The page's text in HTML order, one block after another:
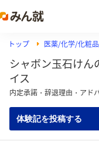
トップ 医薬/化学/化粧品
シャボン玉石けん
イス
内定承諾・辞退理由・アド
体験記を投稿する